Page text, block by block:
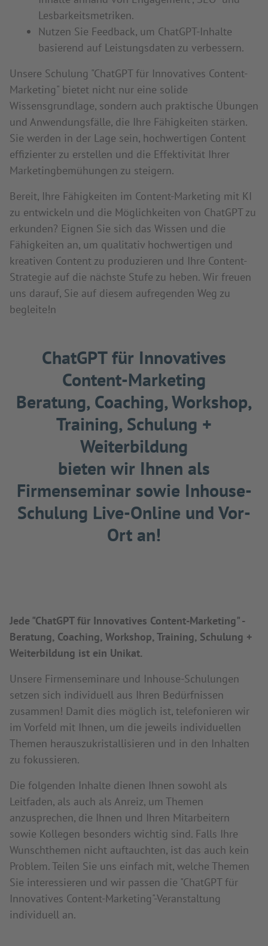
Lesbarkeitsmetriken.
Nutzen Sie Feedback, um ChatGPT-Inhalte
basierend auf Leistungsdaten zu verbessern.
Unsere Schulung "ChatGPT für Innovatives Content-
Marketing" bietet nicht nur eine solide
Wissensgrundlage, sondern auch praktische Übungen
und Anwendungsfälle, die Ihre Fähigkeiten stärken.
Sie werden in der Lage sein, hochwertigen Content
effizienter zu erstellen und die Effektivität Ihrer
Marketingbemühungen zu steigern.
Bereit, Ihre Fähigkeiten im Content-Marketing mit KI
zu entwickeln und die Möglichkeiten von ChatGPT zu
erkunden? Eignen Sie sich das Wissen und die
Fähigkeiten an, um qualitativ hochwertigen und
kreativen Content zu produzieren und Ihre Content-
Strategie auf die nächste Stufe zu heben. Wir freuen
uns darauf, Sie auf diesem aufregenden Weg zu
begleite!n
ChatGPT für Innovatives
Content-Marketing
Beratung, Coaching, Workshop,
Training, Schulung +
Weiterbildung
bieten wir Ihnen als
Firmenseminar sowie Inhouse-
Schulung Live-Online und Vor-
Ort an!
Jede "ChatGPT für Innovatives Content-Marketing" -
Beratung, Coaching, Workshop, Training, Schulung +
Weiterbildung ist ein Unikat.
Unsere Firmenseminare und Inhouse-Schulungen
setzen sich individuell aus Ihren Bedürfnissen
zusammen! Damit dies möglich ist, telefonieren wir
im Vorfeld mit Ihnen, um die jeweils individuellen
Themen herauszukristallisieren und in den Inhalten
zu fokussieren.
Die folgenden Inhalte dienen Ihnen sowohl als
Leitfaden, als auch als Anreiz, um Themen
anzusprechen, die Ihnen und Ihren Mitarbeitern
sowie Kollegen besonders wichtig sind. Falls Ihre
Wunschthemen nicht auftauchten, ist das auch kein
Problem. Teilen Sie uns einfach mit, welche Themen
Sie interessieren und wir passen die "ChatGPT für
Innovatives Content-Marketing"-Veranstaltung
individuell an.